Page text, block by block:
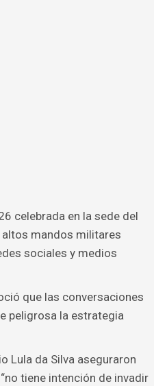
celebrada en la sede del
mandos militares
sociales y medios
que las conversaciones
peligrosa la estrategia
Lula da Silva aseguraron
tiene intención de invadir